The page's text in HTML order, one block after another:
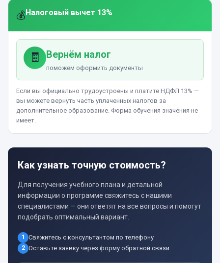
💰Налоговый вычет 13%
🧾 Вернём налог
поможем оформить документы
Если вы официально трудоустроены и платите НДФЛ 13% —
вы можете вернуть часть уплаченных налогов за
дополнительное образование. Форма обучения значения не
имеет.
Как узнать точную стоимость?
Для получения учебного плана и детальной
информации о программе свяжитесь с нашими
специалистами — они ответят на все вопросы и помогут
подобрать оптимальный вариант.
1 Свяжитесь с консультантом по телефону
2 Оставьте заявку через форму обратной связи